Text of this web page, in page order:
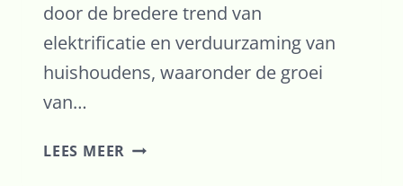
door de bredere trend van
elektrificatie en verduurzaming van
huishoudens, waaronder de groei
van…
LEES MEER EINDRAPPORT